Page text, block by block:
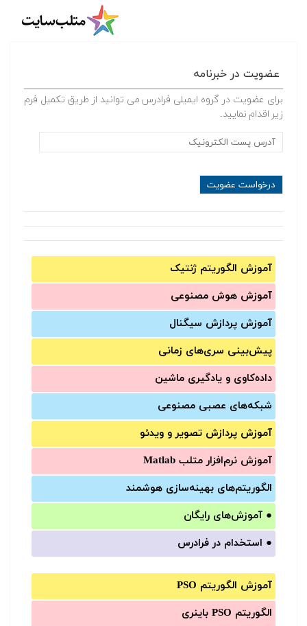
عضویت در خبرنامه
برای عضویت در گروه ایمیلی فرادرس می توانید از طریق تکمیل فرم
زیر اقدام نمایید.
آموزش الگوریتم ژنتیک
آموزش‌ هوش مصنوعی
آموزش‌ پردازش سیگنال
پیش‌‌بینی سری‌‌های زمانی
داده‌کاوی و یادگیری ماشین
شبکه‌های عصبی مصنوعی
آموزش‌ پردازش تصویر و ویدئو
آموزش‌ نرم‌افزار متلب Matlab
الگوریتم‌های بهینه‌سازی هوشمند
● آموزش‌های رایگان
● استخدام در فرادرس
آموزش الگوریتم PSO
الگوریتم PSO باینری